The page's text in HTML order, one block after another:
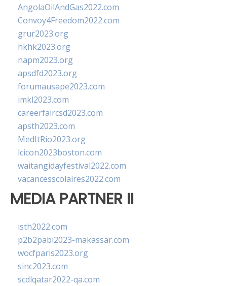
AngolaOilAndGas2022.com
Convoy4Freedom2022.com
grur2023.org
hkhk2023.org
napm2023.org
apsdfd2023.org
forumausape2023.com
imkl2023.com
careerfaircsd2023.com
apsth2023.com
MedItRio2023.org
lcicon2023boston.com
waitangidayfestival2022.com
vacancesscolaires2022.com
MEDIA PARTNER II
isth2022.com
p2b2pabi2023-makassar.com
wocfparis2023.org
sinc2023.com
scdlqatar2022-qa.com